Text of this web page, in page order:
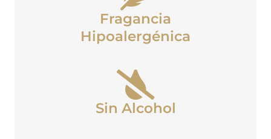
Fragancia
Hipoalergénica
Sin Alcohol